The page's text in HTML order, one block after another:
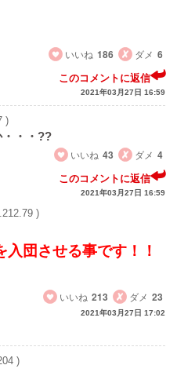
いいね 186 ダメ 6
このコメントに返信
2021年03月27日 16:59
)
・・・??
いいね 43 ダメ 4
このコメントに返信
2021年03月27日 16:59
)
団させる事です！！
いいね 213 ダメ 23
2021年03月27日 17:02
)